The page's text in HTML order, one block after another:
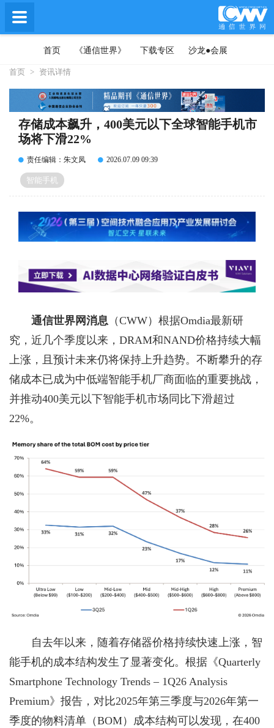
首页 《通信世界》 下载专区 沙龙●会展
首页 > 资讯详情
存储成本飙升，400美元以下全球智能手机市
场将下滑22%
责任编辑：朱文凤 2026.07.09 09:39
智能手机
通信世界网消息 （CWW） 根据Omdia最新研
究，近几个季度以来，DRAM和NAND价格持续大幅
上涨，且预计未来仍将保持上升趋势。不断攀升的存
储成本已成为中低端智能手机厂商面临的重要挑战，
并推动400美元以下智能手机市场同比下滑超过
22%。
自去年以来，随着存储器价格持续快速上涨，智
能手机的成本结构发生了显著变化。根据《Quarterly
Smartphone Technology Trends – 1Q26 Analysis
Premium》报告，对比2025年第三季度与2026年第一
季度的物料清单（BOM）成本结构可以发现，在400